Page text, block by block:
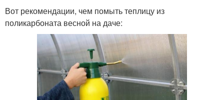
Вот рекомендации, чем помыть теплицу из
поликарбоната весной на даче: